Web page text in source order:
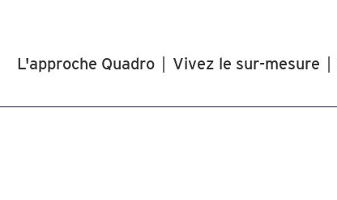
L'approche Quadro Vivez le sur-mesure